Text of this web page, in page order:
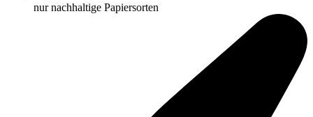
nur nachhaltige Papiersorten